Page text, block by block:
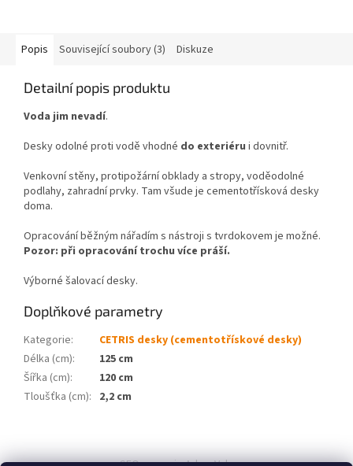
Popis Související soubory (3) Diskuze
Detailní popis produktu
Voda jim nevadí.
Desky odolné proti vodě vhodné do exteriéru i dovnitř.
Venkovní stěny, protipožární obklady a stropy, voděodolné
podlahy, zahradní prvky. Tam všude je cementotřísková desky
doma.
Opracování běžným nářadím s nástroji s tvrdokovem je možné.
Pozor: při opracování trochu více práší.
Výborné šalovací desky.
Doplňkové parametry
Kategorie:
CETRIS desky (cementotřískové desky)
Délka (cm):
125 cm
Šířka (cm):
120 cm
Tloušťka (cm): 2,2 cm
á